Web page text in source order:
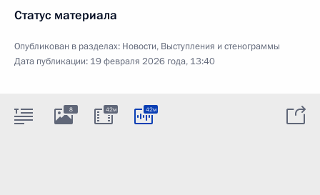
Статус материала
Опубликован в разделах: Новости, Выступления и стенограммы
Дата публикации: 19 февраля 2026 года, 13:40
8 42м 42м